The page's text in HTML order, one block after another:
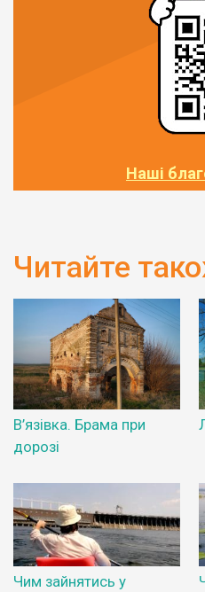
Наші
Читайте
В’язівка. Брама при
дорозі
Чим зайнятись у